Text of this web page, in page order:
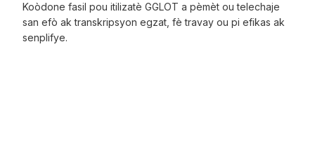
Koòdone fasil pou itilizatè GGLOT a pèmèt ou telechaje
san efò ak transkripsyon egzat, fè travay ou pi efikas ak
senplifye.